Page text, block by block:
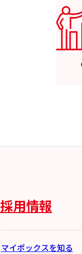
採用情報
マイポックスを知る